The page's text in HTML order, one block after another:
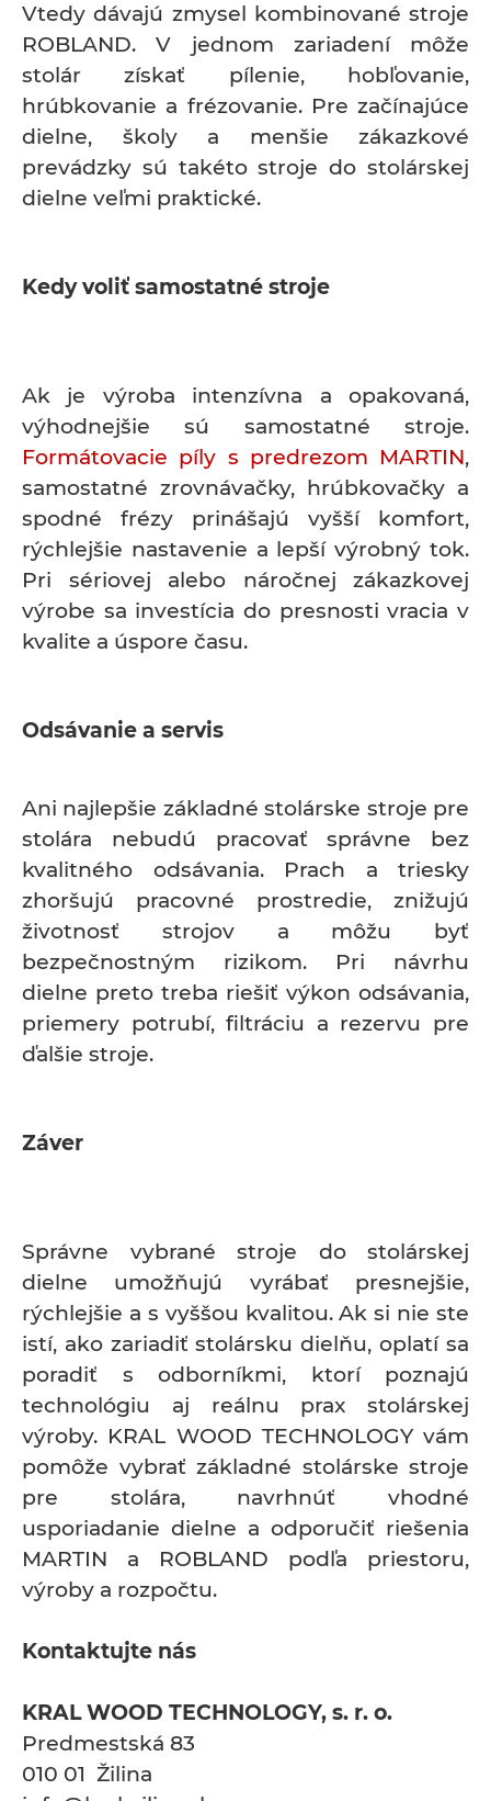
Vtedy dávajú zmysel kombinované stroje
ROBLAND. V jednom zariadení môže
stolár získať pílenie, hobľovanie,
hrúbkovanie a frézovanie. Pre začínajúce
dielne, školy a menšie zákazkové
prevádzky sú takéto stroje do stolárskej
dielne veľmi praktické.
Kedy voliť samostatné stroje
Ak je výroba intenzívna a opakovaná,
výhodnejšie sú samostatné stroje.
Formátovacie píly s predrezom MARTIN,
samostatné zrovnávačky, hrúbkovačky a
spodné frézy prinášajú vyšší komfort,
rýchlejšie nastavenie a lepší výrobný tok.
Pri sériovej alebo náročnej zákazkovej
výrobe sa investícia do presnosti vracia v
kvalite a úspore času.
Odsávanie a servis
Ani najlepšie základné stolárske stroje pre
stolára nebudú pracovať správne bez
kvalitného odsávania. Prach a triesky
zhoršujú pracovné prostredie, znižujú
životnosť strojov a môžu byť
bezpečnostným rizikom. Pri návrhu
dielne preto treba riešiť výkon odsávania,
priemery potrubí, filtráciu a rezervu pre
ďalšie stroje.
Záver
Správne vybrané stroje do stolárskej
dielne umožňujú vyrábať presnejšie,
rýchlejšie a s vyššou kvalitou. Ak si nie ste
istí, ako zariadiť stolársku dielňu, oplatí sa
poradiť s odborníkmi, ktorí poznajú
technológiu aj reálnu prax stolárskej
výroby. KRAL WOOD TECHNOLOGY vám
pomôže vybrať základné stolárske stroje
pre stolára, navrhnúť vhodné
usporiadanie dielne a odporučiť riešenia
MARTIN a ROBLAND podľa priestoru,
výroby a rozpočtu.
Kontaktujte nás
KRAL WOOD TECHNOLOGY, s. r. o.
Predmestská 83
010 01 Žilina